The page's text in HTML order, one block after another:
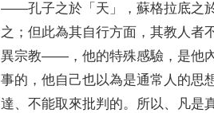
——孔子之於 「 天 」，蘇格拉底之
之 ；但此為其自行方面 ，其教人者
異宗教——，他的特殊感驗 ， 是他
事的 ，他自己也以為是通常人的思
達、不能取來批判的。 所以、
凡是